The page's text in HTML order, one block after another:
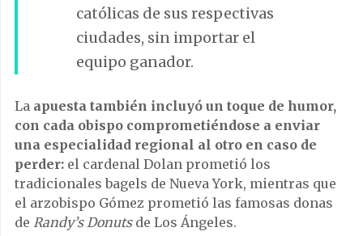
católicas de sus respectivas
ciudades, sin importar el
equipo ganador.
La apuesta también incluyó un toque de humor,
con cada obispo comprometiéndose a enviar
una especialidad regional al otro en caso de
perder: el cardenal Dolan prometió los
tradicionales bagels de Nueva York, mientras que
el arzobispo Gómez prometió las famosas donas
de Randy’s Donutsde Los Ángeles.